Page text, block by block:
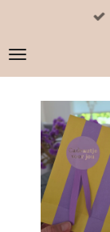
naar
de